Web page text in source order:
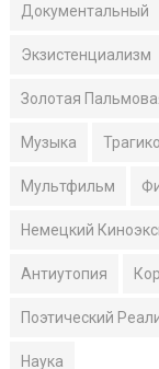
Документальный
Экзистенциализм
Золотая
Музыка
Мультфильм
Немецкий
Антиутопия
Поэтический
Наука